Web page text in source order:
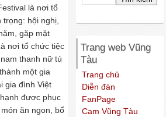
là nơi tổ
hội nghị,
gặp mặt
nơi tổ chức tiệc
thanh nữ tú
một gia
gia đình Việt
được phục
ăn ngon, bổ
Trang web Vũng
Tàu
Trang chủ
Diễn đàn
FanPage
Cam Vũng Tàu